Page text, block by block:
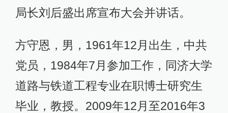
局长刘后盛出席宣布大会并讲话。
方守恩，男，1961年12月出生，中共
党员，1984年7月参加工作，同济大学
道路与铁道工程专业在职博士研究生
毕业，教授。2009年12月至2016年3